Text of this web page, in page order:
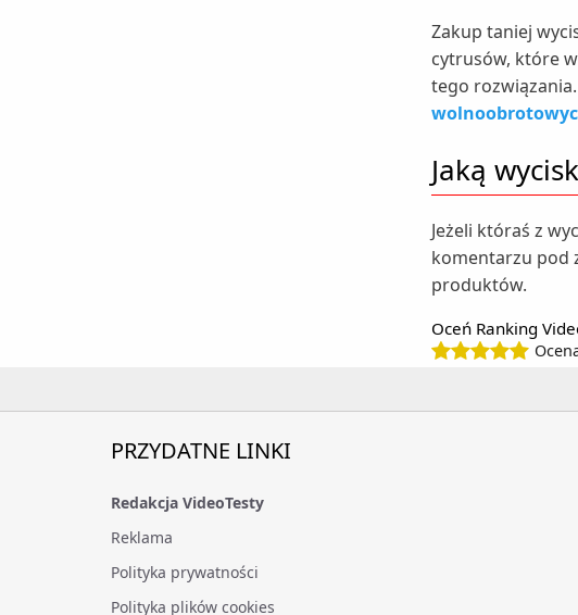
Zakup taniej
cytrusów, które
tego
Jaką
Jeżeli któraś z
komentarzu pod
produktów.
Oceń Ranking
PRZYDATNE LINKI
Redakcja VideoTesty
Reklama
Polityka prywatności
Polityka plików cookies